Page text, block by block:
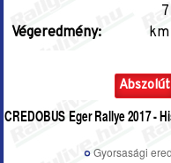
Végeredmény:
7
km
Abszolút